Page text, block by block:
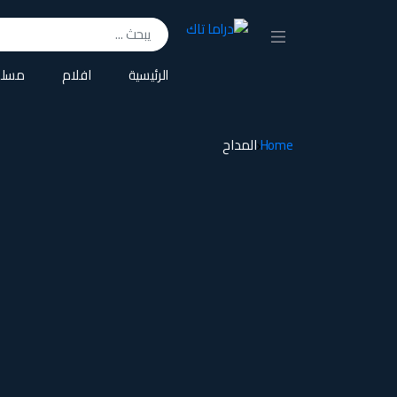
Search for:
الرئيسية
افلام
Homeالمداح